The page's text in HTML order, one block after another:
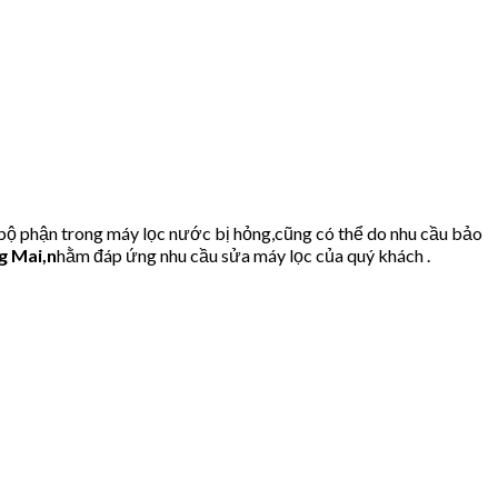
phận trong máy lọc nước bị hỏng,cũng có thể do nhu cầu bảo
Mai,nhằm đáp ứng nhu cầu sửa máy lọc của quý khách .